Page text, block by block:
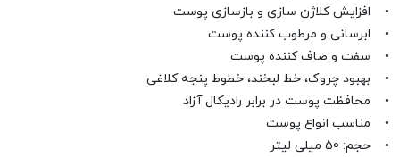
• افزایش کلاژن سازی و بازسازی پوست
• ابرسانی و مرطوب کننده پوست
• سفت و صاف کننده پوست
• بهبود چروک، خط لبخند، خطوط پنجه کلاغی
• محافظت پوست در برابر رادیکال آزاد
• مناسب انواع پوست
• حجم: 50 میلی لیتر